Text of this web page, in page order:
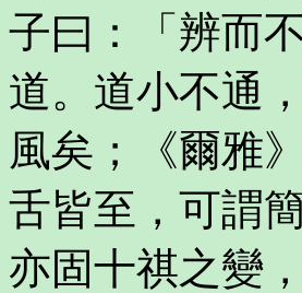
子曰：「辨而
道。道小不通
風矣；《爾雅
舌皆至，可謂
亦固十祺之變